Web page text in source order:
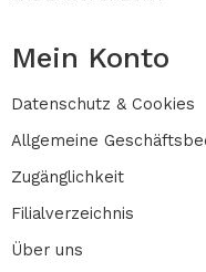
Mein Konto
Datenschutz & Cookies
Allgemeine
Zugänglichkeit
Filialverzeichnis
Über uns